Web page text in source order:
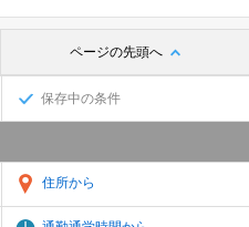
ページの先頭へ
保存中の条件
住所から